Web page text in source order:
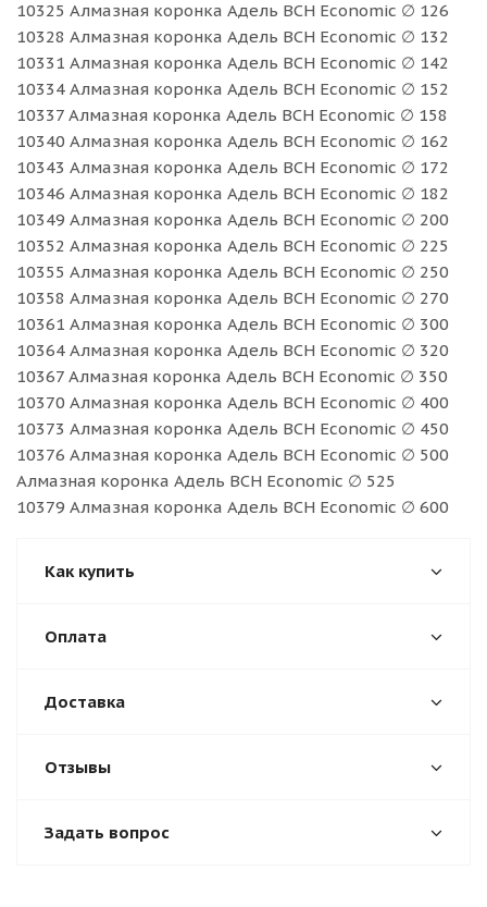
10325 Алмазная коронка Адель BCH Economic ∅ 126
10328 Алмазная коронка Адель BCH Economic ∅ 132
10331 Алмазная коронка Адель BCH Economic ∅ 142
10334 Алмазная коронка Адель BCH Economic ∅ 152
10337 Алмазная коронка Адель BCH Economic ∅ 158
10340 Алмазная коронка Адель BCH Economic ∅ 162
10343 Алмазная коронка Адель BCH Economic ∅ 172
10346 Алмазная коронка Адель BCH Economic ∅ 182
10349 Алмазная коронка Адель BCH Economic ∅ 200
10352 Алмазная коронка Адель BCH Economic ∅ 225
10355 Алмазная коронка Адель BCH Economic ∅ 250
10358 Алмазная коронка Адель BCH Economic ∅ 270
10361 Алмазная коронка Адель BCH Economic ∅ 300
10364 Алмазная коронка Адель BCH Economic ∅ 320
10367 Алмазная коронка Адель BCH Economic ∅ 350
10370 Алмазная коронка Адель BCH Economic ∅ 400
10373 Алмазная коронка Адель BCH Economic ∅ 450
10376 Алмазная коронка Адель BCH Economic ∅ 500
Алмазная коронка Адель BCH Economic ∅ 525
10379 Алмазная коронка Адель BCH Economic ∅ 600
Как купить
Оплата
Доставка
Отзывы
Задать вопрос